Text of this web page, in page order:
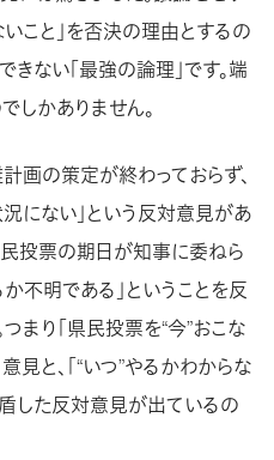
こと」を否決の理由とするの
きない「最強の論理」です。端
しかありません。
画の策定が終わっておらず、
にない」という反対意見があ
民投票の期日が知事に委ねら
不明である」ということを反
まり「県民投票を“今”おこな
見と、「“いつ”やるかわからな
した反対意見が出ているの